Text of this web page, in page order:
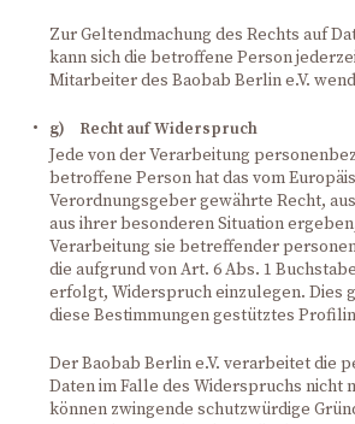
Zur Geltendmachung des Rechts auf
kann sich die betroffene Person
Mitarbeiter des Baobab Berlin e.V.
g) Recht auf Widerspruch
Jede von der Verarbeitung
betroffene Person hat das vom
Verordnungsgeber gewährte Recht,
aus ihrer besonderen Situation
Verarbeitung sie betreffender
die aufgrund von Art. 6 Abs. 1
erfolgt, Widerspruch einzulegen. Dies
diese Bestimmungen gestütztes
Der Baobab Berlin e.V. verarbeitet die
Daten im Falle des Widerspruchs nicht
können zwingende schutzwürdige